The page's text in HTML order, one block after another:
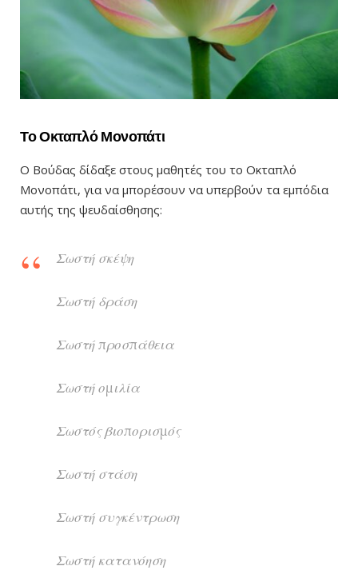
Το Οκταπλό Μονοπάτι
Ο Βούδας δίδαξε στους μαθητές του το Οκταπλό
Μονοπάτι, για να μπορέσουν να υπερβούν τα εμπόδια
αυτής της ψευδαίσθησης:
Σωστή σκέψη
Σωστή δράση
Σωστή προσπάθεια
Σωστή ομιλία
Σωστός βιοπορισμός
Σωστή στάση
Σωστή συγκέντρωση
Σωστή κατανόηση